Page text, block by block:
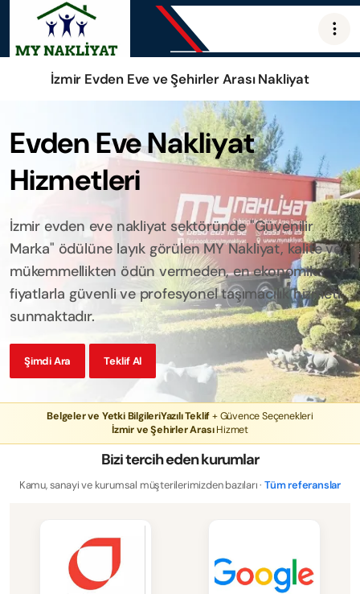
İzmir Evden Eve ve Şehirler Arası Nakliyat
Evden Eve Nakliyat
Hizmetleri
İzmir evden eve nakliyat sektöründe "Güvenilir
Marka" ödülüne layık görülen MY Nakliyat, kalite ve
mükemmellikten ödün vermeden, en ekonomik
fiyatlarla güvenli ve profesyonel taşımacılık hizmeti
sunmaktadır.
Şimdi Ara Teklif Al
Belgeler ve Yetki BilgileriYazılı Teklif+ Güvence Seçenekleri
İzmir ve Şehirler ArasıHizmet
Bizi tercih eden kurumlar
Kamu, sanayi ve kurumsal müşterilerimizden bazıları ·Tüm referanslar